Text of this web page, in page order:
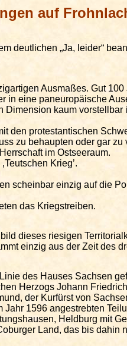
auf
deutlichen „Ja, leider“
Ausmaßes. Gut
in eine paneuropäische
Dimension kaum vorstellbar
den protestantischen
zu behaupten oder gar
im Ostseeraum.
Teutschen Krieg’.
scheinbar einzig auf die
das Kriegstreiben.
dieses riesigen
einzig aus der Zeit des
Linie des Hauses Sachsen
Herzogs Johann
der Kurfürst von
Jahr 1596 angestrebten
, Heldburg mit
Land, das bis dahin